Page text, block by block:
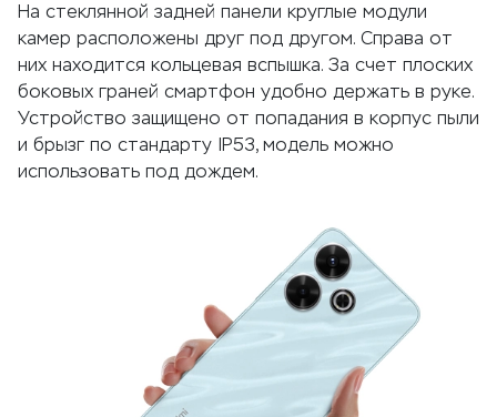
На стеклянной задней панели круглые модули
камер расположены друг под другом. Справа от
них находится кольцевая вспышка. За счет плоских
боковых граней смартфон удобно держать в руке.
Устройство защищено от попадания в корпус пыли
и брызг по стандарту IP53, модель можно
использовать под дождем.